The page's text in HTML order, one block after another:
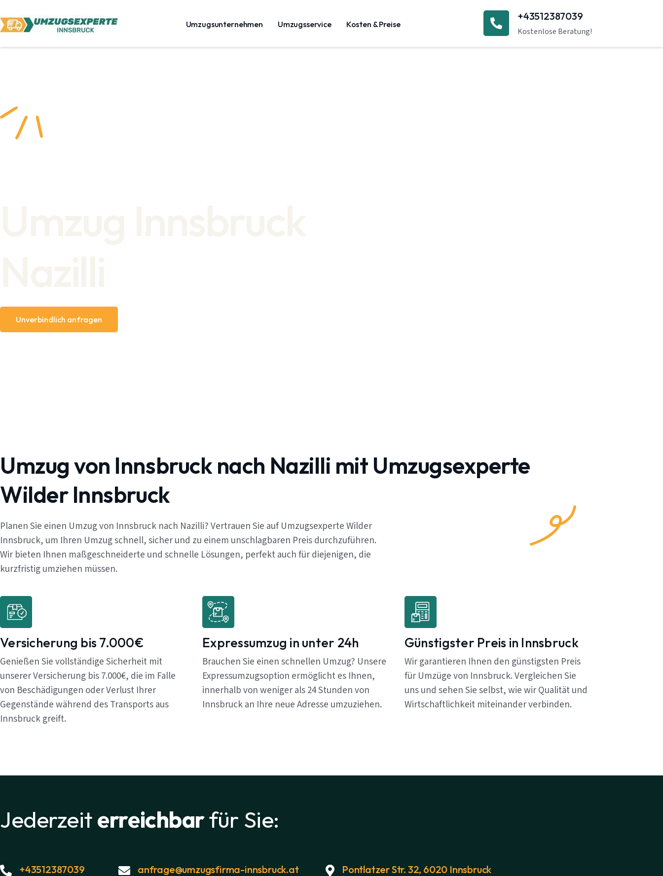
Umzugsunternehmen Umzugsservice Kosten & Preise
+43512387039
Kostenlose Beratung!
Unverbindlich anfragen
Umzug von Innsbruck nach Nazilli mit Umzugsexperte
Wilder Innsbruck
Planen Sie einen Umzug von Innsbruck nach Nazilli? Vertrauen Sie auf Umzugsexperte Wilder
Innsbruck, um Ihren Umzug schnell, sicher und zu einem unschlagbaren Preis durchzuführen.
Wir bieten Ihnen maßgeschneiderte und schnelle Lösungen, perfekt auch für diejenigen, die
kurzfristig umziehen müssen.
Versicherung bis 7.000€
Genießen Sie vollständige Sicherheit mit
unserer Versicherung bis 7.000€, die im Falle
von Beschädigungen oder Verlust Ihrer
Gegenstände während des Transports aus
Innsbruck greift.
Expressumzug in unter 24h
Brauchen Sie einen schnellen Umzug? Unsere
Expressumzugsoption ermöglicht es Ihnen,
innerhalb von weniger als 24 Stunden von
Innsbruck an Ihre neue Adresse umzuziehen.
Günstigster Preis in Innsbruck
Wir garantieren Ihnen den günstigsten Preis
für Umzüge von Innsbruck. Vergleichen Sie
uns und sehen Sie selbst, wie wir Qualität und
Wirtschaftlichkeit miteinander verbinden.
Jederzeiterreichbarfür Sie:
+43512387039 anfrage@umzugsfirma-innsbruck.at Pontlatzer Str. 32, 6020 Innsbruck